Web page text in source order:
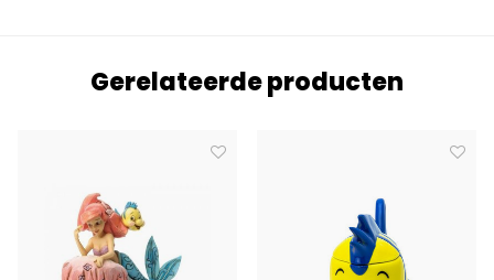
Gerelateerde producten